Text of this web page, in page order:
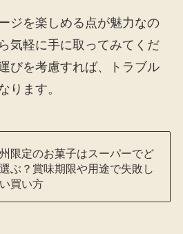
ジを楽しめる点が魅力なの
気軽に手に取ってみてくだ
びを考慮すれば、トラブル
ります。
限定のお菓子はスーパーでど
ぶ？賞味期限や用途で失敗し
買い方